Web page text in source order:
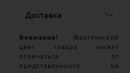
Доставка
Внимание!
Фактический
цвет товара может
отличаться от
представленного на